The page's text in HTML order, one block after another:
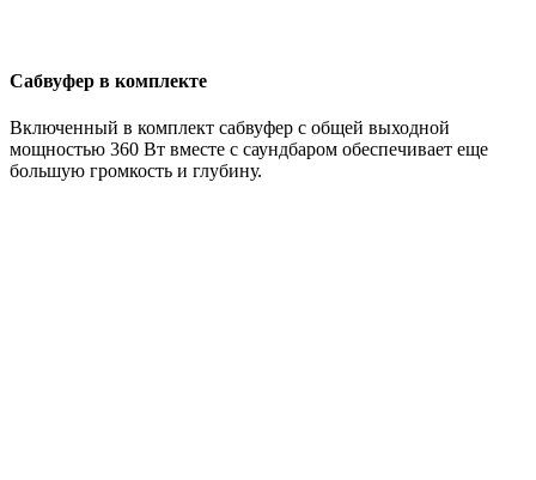
Сабвуфер в комплекте
Включенный в комплект сабвуфер с общей выходной
мощностью 360 Вт вместе с саундбаром обеспечивает еще
большую громкость и глубину.